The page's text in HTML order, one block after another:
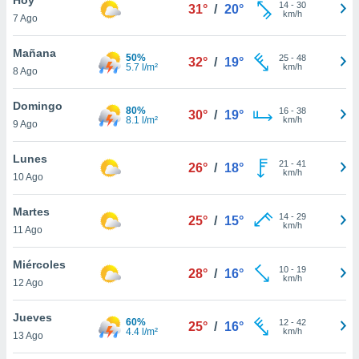
en
más
nuestra
de
cookies
aceptar
7 Ago
31° / 20° 14- 30
km/h
Mañana
8 Ago
50%
5.7 l/m²
32° / 19° 25- 48
km/h
Domingo
9 Ago
80%
8.1 l/m²
30° / 19° 16- 38
km/h
Lunes
10 Ago
26° / 18° 21 - 41
km/h
Martes
11 Ago
25° / 15° 14- 29
km/h
Miércoles
12 Ago
28° / 16° 10- 19
km/h
Jueves
13 Ago
60%
4.4 l/m²
25° / 16° 12- 42
km/h